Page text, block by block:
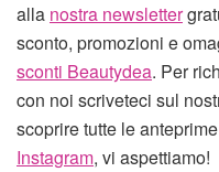
alla nostra newsletter
sconto, promozioni e
sconti Beautydea. Per
con noi scriveteci sul
scoprire tutte le
Instagram, vi aspettiamo!